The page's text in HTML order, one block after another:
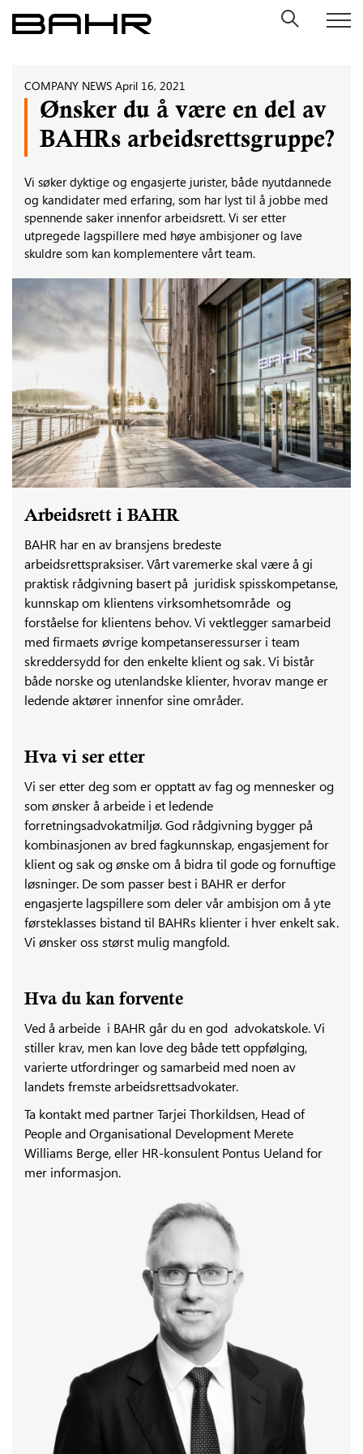
Skip
to
COMPANY NEWS April 16, 2021
Ønsker du å være en del av
BAHRs arbeidsrettsgruppe?
Vi søker dyktige og engasjerte jurister, både nyutdannede
og kandidater med erfaring, som har lyst til å jobbe med
spennende saker innenfor arbeidsrett. Vi ser etter
utpregede lagspillere med høye ambisjoner og lave
skuldre som kan komplementere vårt team.
Arbeidsrett i BAHR
BAHR har en av bransjens bredeste
arbeidsrettspraksiser. Vårt varemerke skal være å gi
praktisk rådgivning basert på juridisk spisskompetanse,
kunnskap om klientens virksomhetsområde og
forståelse for klientens behov. Vi vektlegger samarbeid
med firmaets øvrige kompetanseressurser i team
skreddersydd for den enkelte klient og sak. Vi bistår
både norske og utenlandske klienter, hvorav mange er
ledende aktører innenfor sine områder.
Hva vi ser etter
Vi ser etter deg som er opptatt av fag og mennesker og
som ønsker å arbeide i et ledende
forretningsadvokatmiljø. God rådgivning bygger på
kombinasjonen av bred fagkunnskap, engasjement for
klient og sak og ønske om å bidra til gode og fornuftige
løsninger. De som passer best i BAHR er derfor
engasjerte lagspillere som deler vår ambisjon om å yte
førsteklasses bistand til BAHRs klienter i hver enkelt sak.
Vi ønsker oss størst mulig mangfold.
Hva du kan forvente
Ved å arbeide i BAHR går du en god advokatskole. Vi
stiller krav, men kan love deg både tett oppfølging,
varierte utfordringer og samarbeid med noen av
landets fremste arbeidsrettsadvokater.
Ta kontakt med partner Tarjei Thorkildsen, Head of
People and Organisational Development Merete
Williams Berge, eller HR-konsulent Pontus Ueland for
mer informasjon.